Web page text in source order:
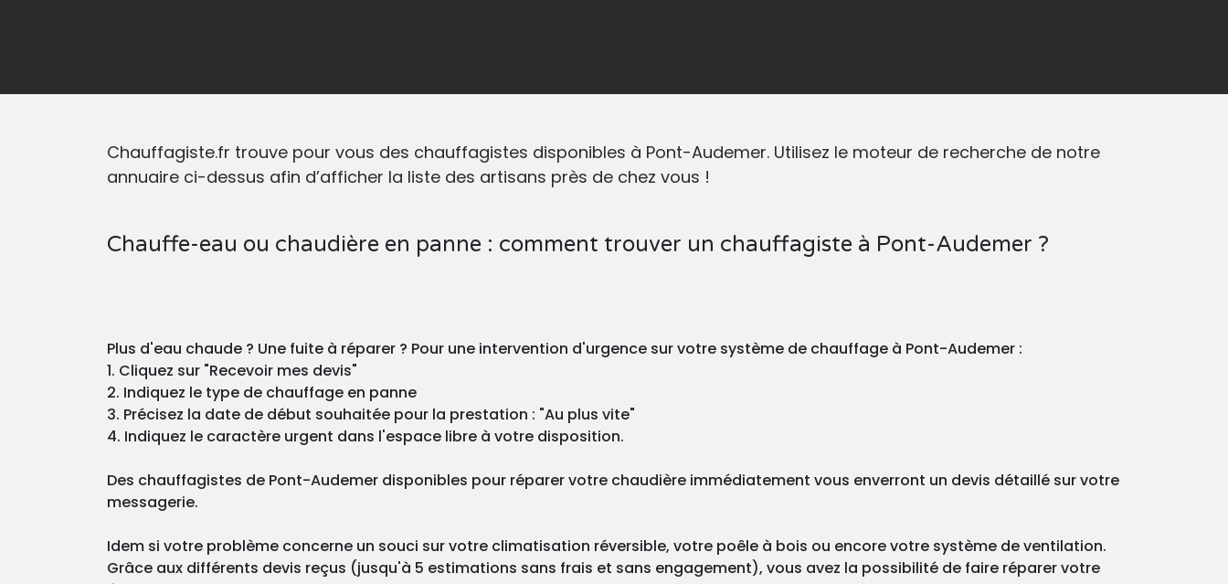
Chauffagiste.fr trouve pour vous des chauffagistes disponibles à Pont-Audemer. Utilisez le moteur de recherche de notre
annuaire ci-dessus afin d’afficher la liste des artisans près de chez vous !
Chauffe-eau ou chaudière en panne : comment trouver un chauffagiste à Pont-Audemer ?
Plus d'eau chaude ? Une fuite à réparer ? Pour une intervention d'urgence sur votre système de chauffage à Pont-Audemer :
1. Cliquez sur "Recevoir mes devis"
2. Indiquez le type de chauffage en panne
3. Précisez la date de début souhaitée pour la prestation : "Au plus vite"
4. Indiquez le caractère urgent dans l'espace libre à votre disposition.
Des chauffagistes de Pont-Audemer disponibles pour réparer votre chaudière immédiatement vous enverront un devis détaillé sur votre
messagerie.
Idem si votre problème concerne un souci sur votre climatisation réversible, votre poêle à bois ou encore votre système de ventilation.
Grâce aux différents devis reçus (jusqu'à 5 estimations sans frais et sans engagement), vous avez la possibilité de faire réparer votre